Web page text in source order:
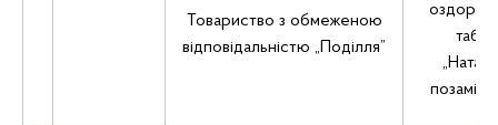
Товариство з обмеженою
відповідальністю „Поділля”
табір